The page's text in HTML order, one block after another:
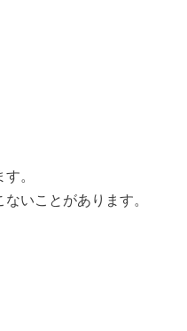
。
いことがあります。